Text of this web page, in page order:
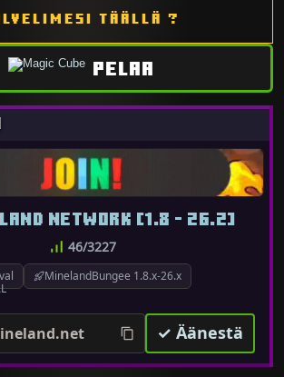
TÄÄLLÄ ?
PELAA
MinelandBungee 1.8.x-26.x
NETWORK [1.8 - 26.2]
46/3227
✓ Äänestä